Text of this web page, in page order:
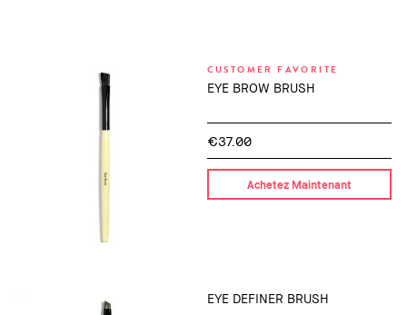
CUSTOMER FAVORITE
EYE BROW BRUSH
€37.00
Achetez Maintenant
EYE DEFINER BRUSH